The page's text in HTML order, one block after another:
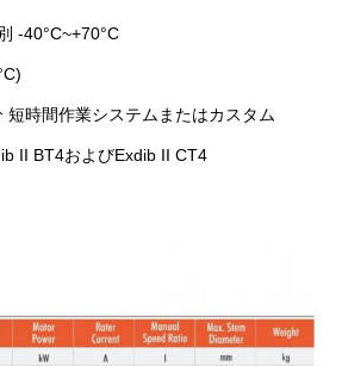
-40°C~+70°C
時間作業システムまたはカスタム
II BT4およびExdib II CT4